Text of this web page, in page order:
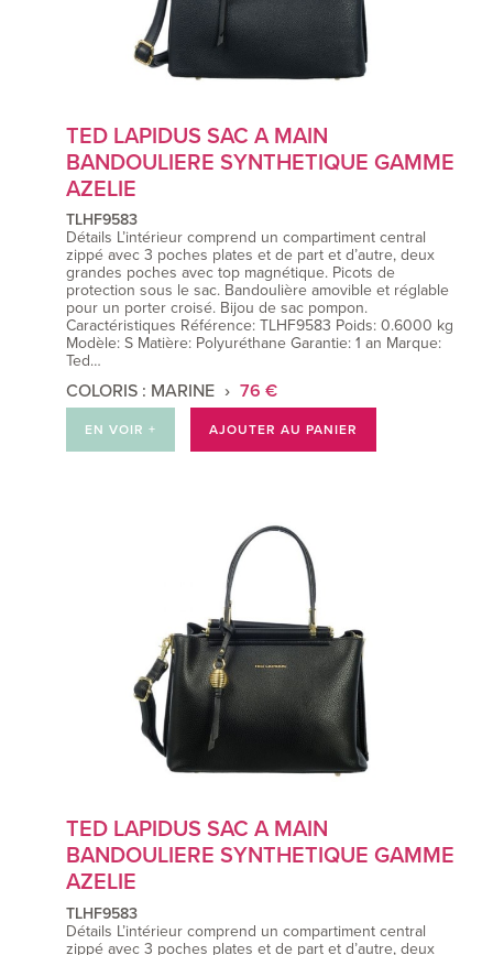
TED LAPIDUS SAC A MAIN
BANDOULIERE SYNTHETIQUE GAMME
AZELIE
TLHF9583
Détails L’intérieur comprend un compartiment central
zippé avec 3 poches plates et de part et d’autre, deux
grandes poches avec top magnétique. Picots de
protection sous le sac. Bandoulière amovible et réglable
pour un porter croisé. Bijou de sac pompon.
Caractéristiques Référence: TLHF9583 Poids: 0.6000 kg
Modèle: S Matière: Polyuréthane Garantie: 1 an Marque:
Ted…
COLORIS : MARINE 76 €
EN VOIR + AJOUTER AU PANIER
TED LAPIDUS SAC A MAIN
BANDOULIERE SYNTHETIQUE GAMME
AZELIE
TLHF9583
Détails L’intérieur comprend un compartiment central
zippé avec 3 poches plates et de part et d’autre, deux